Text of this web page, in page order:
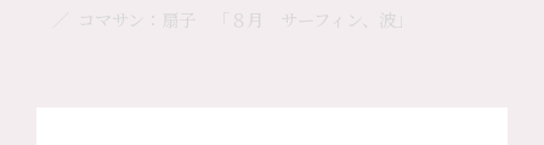
コマサン：扇子 「８月 サーフィン、波」